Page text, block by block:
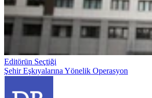
Editörün Seçtiği
Şehir Eşkıyalarına Yönelik Operasyon